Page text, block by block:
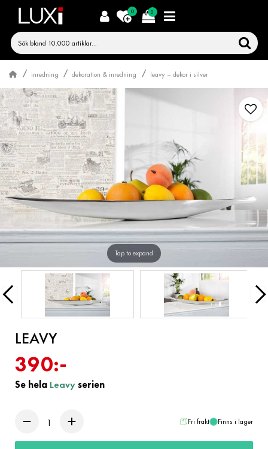
0 0
inredning dekoration & inredning leavy – dekor i silver
Tap to expand
LEAVY
390:-
Se hela Leavyserien
Fri frakt Finns i lager